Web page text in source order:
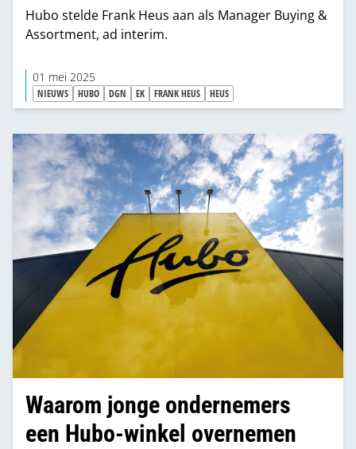
Hubo stelde Frank Heus aan als Manager Buying &
Assortment, ad interim.
01 mei 2025
NIEUWS HUBO DGN EK FRANK HEUS HEUS
Waarom jonge ondernemers
een Hubo-winkel overnemen